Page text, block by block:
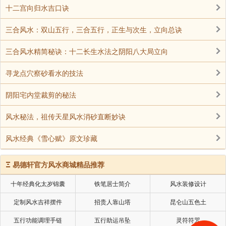
如果你忌水，即八字水多的话，有一奇怪现象会产
生，你的洗手间一定经常漏水！无论搬到那一处，也面
临同一种烦恼，便是洗手间经常漏水，经常出问题，甚
至出现水浸。凡忌水的人，家中的洗手间一定无论怎样
维修，都是依然漏水。要解决这问题，方法其实很简
单，只要在洗手间用泥种四枝富贵竹，洗手瓷砖采用绯
红或绿等颜色，洗手间便不会漏水。 很多人问，洗
手间的抽气扇是否需要长期开动？抽气扇的作用，乃抽
走洗手间的水分。如本身忌水，即五行要火，洗手间的
抽气扇要经常开动，抽走水分。如欠水，原则上抽气扇
不能常开。 当极度喜水（缺水）时，洗手间内的大浴
缸要经常储满水，来加强水运。如极度忌水（水多），
可换上属红色系的瓷砖，也可经常开着热水炉，让火不
停的燃烧来增旺火性。忌水的人，沐浴时喜欢用很热的
水，但喜水人，却不能忍受过热的水。 谈到洗手间，
十二宫向归水吉口诀
三合风水：双山五行，三合五行，正生与次生，立向总诀
三合风水精简秘诀：十二长生水法之阴阳八大局立向
寻龙点穴察砂看水的技法
阴阳宅内堂裁剪的秘法
风水秘法，祖传天星风水消砂直断妙诀
风水经典《雪心赋》原文珍藏
Ξ 易德轩官方风水商城精品推荐
十年经典化太岁锦囊 铁笔居士简介 风水装修设计
定制风水吉祥摆件 招贵人靠山塔 昆仑山五色土
五行功能调理手链 五行助运吊坠 灵符符咒